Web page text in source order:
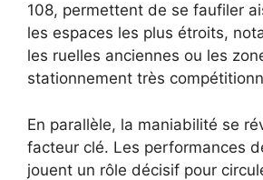
108, permettent de se faufiler
les espaces les plus étroits,
les ruelles anciennes ou les
stationnement très
En parallèle, la maniabilité se
facteur clé. Les performances
jouent un rôle décisif pour